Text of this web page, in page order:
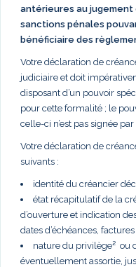
antérieures au jugement
sanctions pénales
bénéficiaire des
Votre déclaration de
judiciaire et doit
disposant d’un pouvoir
pour cette formalité ; le
celle-ci n’est pas signée
Votre déclaration de
suivants :
identité du créancier
état récapitulatif de la
d’ouverture et indication
dates d’échéances,
nature du privilège² ou
éventuellement assortie,